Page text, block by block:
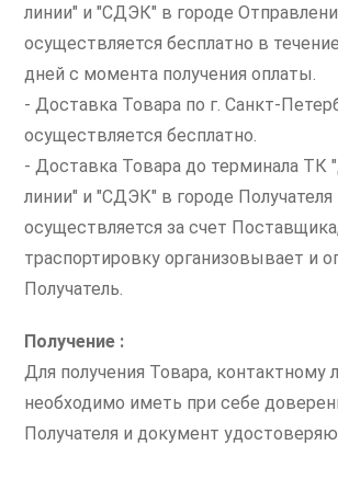
линии" и "СДЭК" в городе
осуществляется бесплатно в
дней с момента получения оплаты.
- Доставка Товара по г. Санкт-
осуществляется бесплатно.
- Доставка Товара до терминала ТК
линии" и "СДЭК" в городе Получателя
осуществляется за счет
траспортировку организовывает и
Получатель.
Получение :
Для получения Товара, контактному
необходимо иметь при себе
Получателя и документ